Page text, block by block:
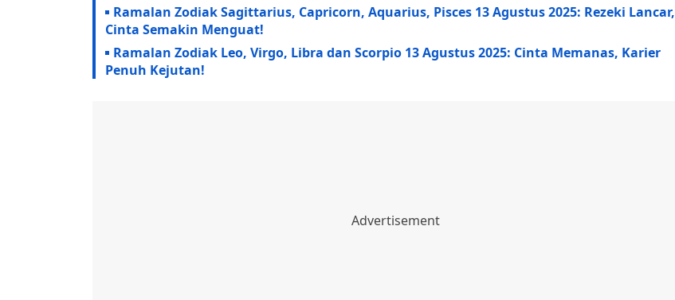
Ramalan Zodiak Sagittarius, Capricorn, Aquarius, Pisces 13 Agustus 2025: Rezeki Lancar,
Cinta Semakin Menguat!
Ramalan Zodiak Leo, Virgo, Libra dan Scorpio 13 Agustus 2025: Cinta Memanas, Karier
Penuh Kejutan!